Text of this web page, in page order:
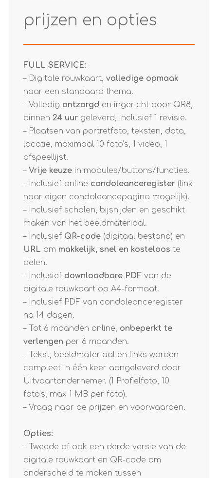
prijzen en opties
FULL SERVICE:
– Digitale rouwkaart, volledige opmaak
naar een standaard thema.
– Volledig ontzorgd en ingericht door QR8,
binnen 24 uur geleverd, inclusief 1 revisie.
– Plaatsen van portretfoto, teksten, data,
locatie, maximaal 10 foto’s, 1 video, 1
afspeellijst.
– Vrije keuze in modules/buttons/functies.
– Inclusief online condoleanceregister (link
naar eigen condoleancepagina mogelijk).
– Inclusief schalen, bijsnijden en geschikt
maken van het beeldmateriaal.
– Inclusief QR-code (digitaal bestand) en
URL om makkelijk, snel en kosteloos te
delen.
– Inclusief downloadbare PDF van de
digitale rouwkaart op A4-formaat.
– Inclusief PDF van condoleanceregister
na 14 dagen.
– Tot 6 maanden online, onbeperkt te
verlengen per 6 maanden.
– Tekst, beeldmateriaal en links worden
compleet in één keer aangeleverd door
Uitvaartondernemer. (1 Profielfoto, 10
foto’s, max 1 MB per foto).
– Vraag naar de prijzen en voorwaarden.
Opties:
– Tweede of ook een derde versie van de
digitale rouwkaart en QR-code om
onderscheid te maken tussen